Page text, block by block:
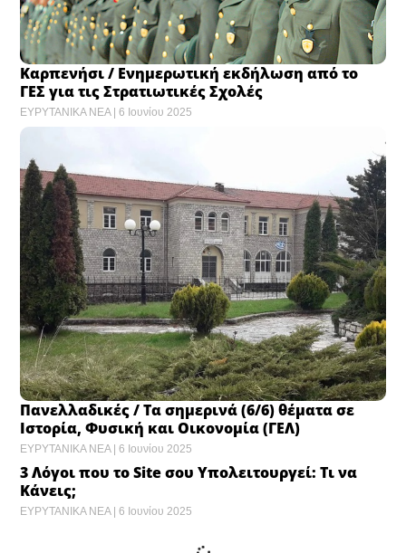
Καρπενήσι / Ενημερωτική εκδήλωση από το
ΓΕΣ για τις Στρατιωτικές Σχολές
ΕΥΡΥΤΑΝΙΚΑ ΝΕΑ 6 Ιουνίου 2025
Πανελλαδικές / Τα σημερινά (6/6) θέματα σε
Ιστορία, Φυσική και Οικονομία (ΓΕΛ)
ΕΥΡΥΤΑΝΙΚΑ ΝΕΑ 6 Ιουνίου 2025
3 Λόγοι που το Site σου Υπολειτουργεί: Τι να
Κάνεις;
ΕΥΡΥΤΑΝΙΚΑ ΝΕΑ 6 Ιουνίου 2025